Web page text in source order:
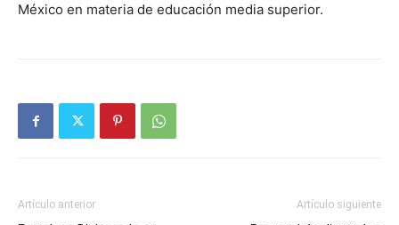
México en materia de educación media superior.
Artículo anterior Artículo siguiente